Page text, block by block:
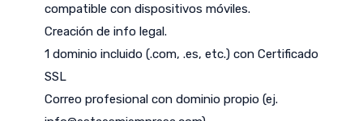
compatible con dispositivos móviles.
Creación de info legal.
1 dominio incluido (.com, .es, etc.) con Certificado
SSL
Correo profesional con dominio propio (ej.